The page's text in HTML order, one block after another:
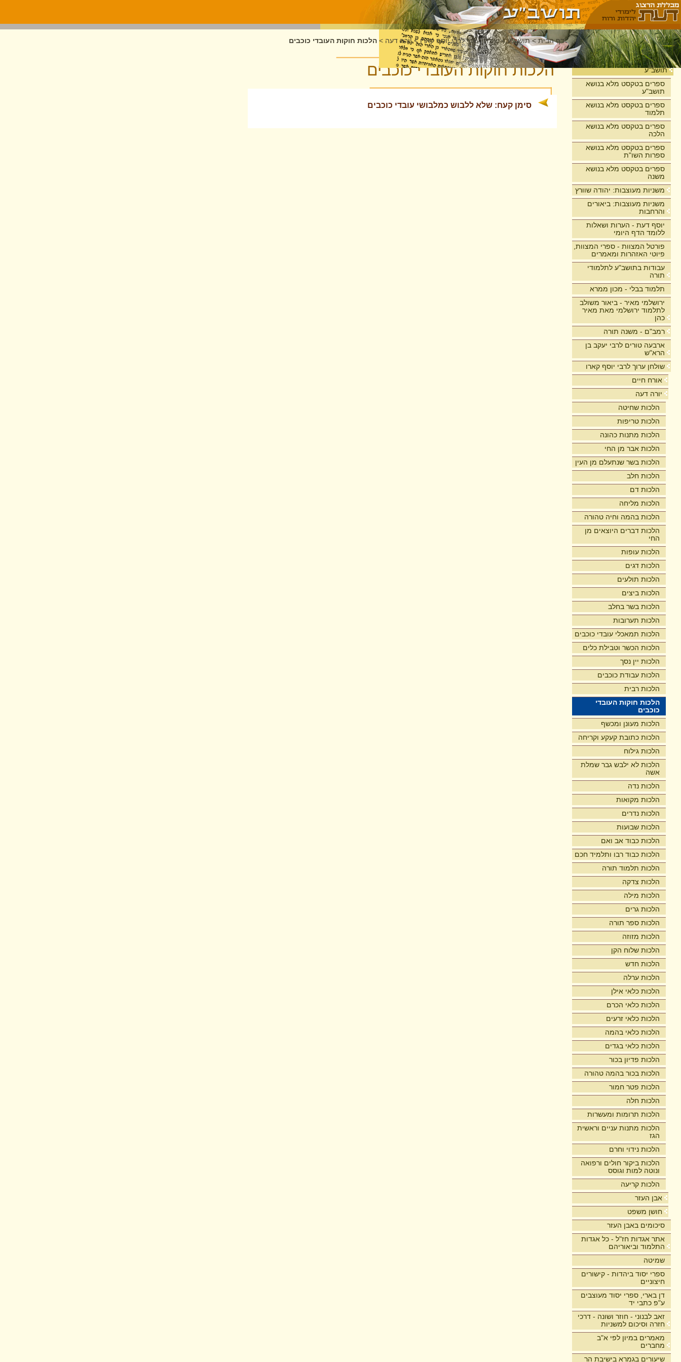
בית
תושב"ע
ספרים בטקסט מלא בנושא
תושב"ע
ספרים בטקסט מלא בנושא
תלמוד
ספרים בטקסט מלא בנושא
הלכה
ספרים בטקסט מלא בנושא
ספרות השו"ת
ספרים בטקסט מלא בנושא
משנה
משניות מעוצבות: יהודה שוורץ
משניות מעוצבות: ביאורים
והרחבות
יוסף דעת - הערות ושאלות
ללומד הדף היומי
פורטל המצוות - ספרי המצוות,
פיוטי האזהרות ומאמרים
עבודות בתושב"ע לתלמודי
תורה
תלמוד בבלי - מכון ממרא
ירושלמי מאיר - ביאור משולב
לתלמוד ירושלמי מאת מאיר
כהן
רמב"ם - משנה תורה
ארבעה טורים לרבי יעקב בן
הרא"ש
שולחן ערוך לרבי יוסף קארו
אורח חיים
יורה דעה
הלכות שחיטה
הלכות טריפות
הלכות מתנות כהונה
הלכות אבר מן החי
הלכות בשר שנתעלם מן העין
הלכות חלב
הלכות דם
הלכות מליחה
הלכות בהמה וחיה טהורה
הלכות דברים היוצאים מן
החי
הלכות עופות
הלכות דגים
הלכות תולעים
הלכות ביצים
הלכות בשר בחלב
הלכות תערובות
הלכות תמאכלי עובדי כוכבים
הלכות הכשר וטבילת כלים
הלכות יין נסך
הלכות עבודת כוכבים
הלכות רבית
הלכות חוקות העובדי
כוכבים
הלכות מעונן ומכשף
הלכות כתובת קעקע וקריחה
הלכות גילוח
הלכות לא ילבש גבר שמלת
אשה
הלכות נדה
הלכות מקואות
הלכות נדרים
הלכות שבועות
הלכות כבוד אב ואם
הלכות כבוד רבו ותלמיד חכם
הלכות תלמוד תורה
הלכות צדקה
הלכות מילה
הלכות גרים
הלכות ספר תורה
הלכות מזוזה
הלכות שלוח הקן
הלכות חדש
הלכות ערלה
הלכות כלאי אילן
הלכות כלאי הכרם
הלכות כלאי זרעים
הלכות כלאי בהמה
הלכות כלאי בגדים
הלכות פדיון בכור
הלכות בכור בהמה טהורה
הלכות פטר חמור
הלכות חלה
הלכות תרומות ומעשרות
הלכות מתנות עניים וראשית
הגז
הלכות נידוי וחרם
הלכות ביקור חולים ורפואה
ונוטה למות וגוסס
הלכות קריעה
אבן העזר
חושן משפט
סיכומים באבן העזר
אתר אגדות חז"ל - כל אגדות
התלמוד וביאוריהם
שמיטה
ספרי יסוד ביהדות - קישורים
חיצוניים
דן בארי, ספרי יסוד מעוצבים
ע"פ כתבי יד
זאב לבנוני - חוזר ושונה - דרכי
חזרה וסיכום למשניות
מאמרים במיון לפי א"ב
מחברים
שיעורים בגמרא בישיבת הר
דף הבית >תושב"ע >שולחן ערוך לרבי יוסף קארו >יורה דעה > הלכות חוקות העובדי כוכבים
הלכות חוקות העובדי כוכבים
סימן קעח: שלא ללבוש כמלבושי עובדי כוכבים